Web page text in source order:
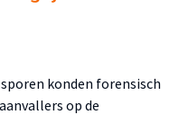
konden forensisch
op de